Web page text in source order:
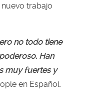
nuevo trabajo
no todo tiene
Han
muy fuertes y
en Español.